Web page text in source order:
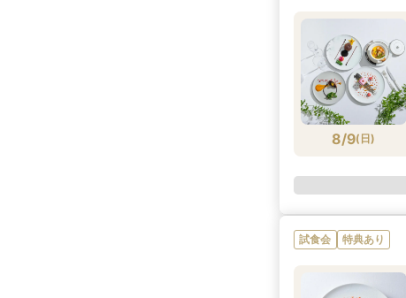
8/9( 日)
試食会 特典あり